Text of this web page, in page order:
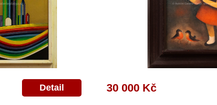
Detail 30 000 Kč